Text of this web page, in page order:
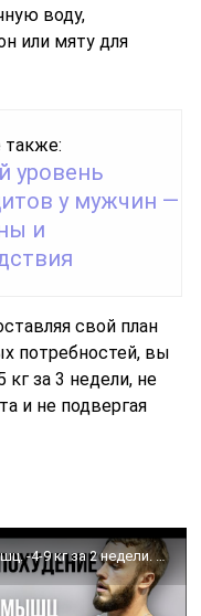
воду,
или мяту для
также:
уровень
у мужчин —
и
свой план
потребностей, вы
за 3 недели, не
и не подвергая
Быстрое жиросжигание БЕЗ потери мышц. -4-9 кг за 2 недели. По НАУКЕ